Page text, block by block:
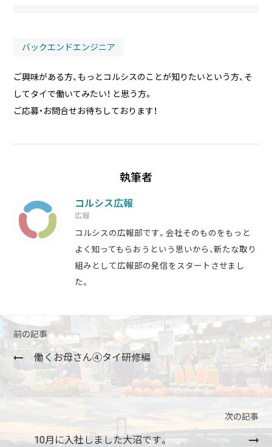
バックエンドエンジニア
ご興味がある方、もっとコルシスのことが知りたいという方、そ
してタイで働いてみたい！ と思う方。
ご応募・お問合せお待ちしております！
執筆者
コルシス広報
広報
コルシスの広報部です。会社そのものをもっと
よく知ってもらおうという思いから、新たな取り
組みとして広報部の発信をスタートさせまし
た。
前の記事
働くお母さん④タイ研修編
次の記事
10月に入社しました大沼です。